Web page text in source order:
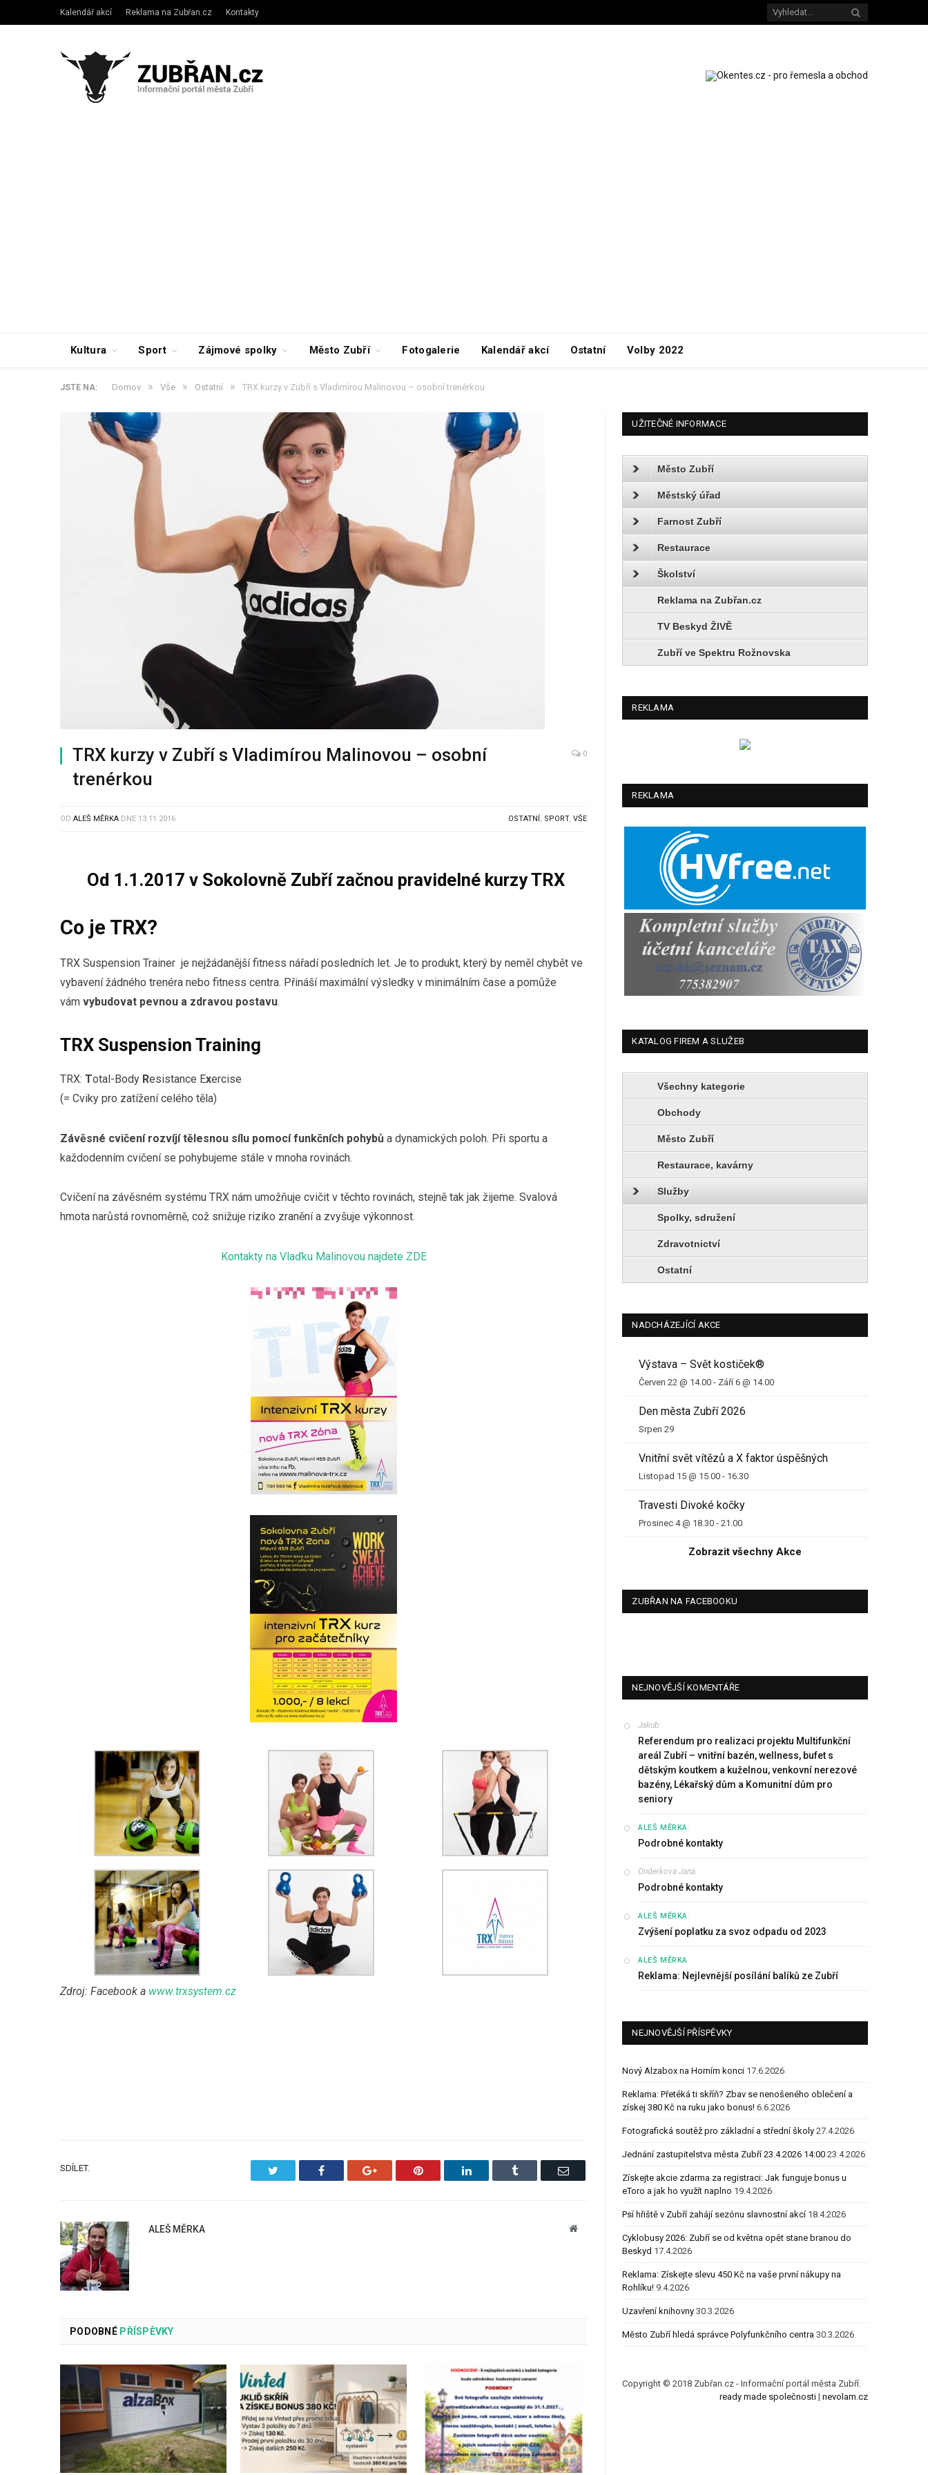
Kalendář akcí Reklama na Zubřan.cz Kontakty
Kultura Sport Zájmové spolky Město Zubří Fotogalerie Kalendář akcí Ostatní Volby 2022
JSTE NA: Domov » Vše » Ostatní » TRX kurzy v Zubří s Vladimírou Malinovou – osobní trenérkou
TRX kurzy v Zubří s Vladimírou Malinovou – osobní
trenérkou
0
OD ALEŠ MĚRKA DNE 13.11.2016 OSTATNÍ, SPORT,VŠE
Od 1.1.2017 v Sokolovně Zubří začnou pravidelné kurzy TRX
Co je TRX?
TRX Suspension Trainer je nejžádanější fitness nářadí posledních let. Je to produkt, který by neměl chybět ve
vybavení žádného trenéra nebo fitness centra. Přináší maximální výsledky v minimálním čase a pomůže
vám vybudovat pevnou a zdravou postavu.
TRX Suspension Training
TRX: Total-Body Resistance Exercise
(= Cviky pro zatížení celého těla)
Závěsné cvičení rozvíjí tělesnou sílu pomocí funkčních pohybů a dynamických poloh. Při sportu a
každodenním cvičení se pohybujeme stále v mnoha rovinách.
Cvičení na závěsném systému TRX nám umožňuje cvičit v těchto rovinách, stejně tak jak žijeme. Svalová
hmota narůstá rovnoměrně, což snižuje riziko zranění a zvyšuje výkonnost.
Kontakty na Vlaďku Malinovou najdete ZDE
Zdroj: Facebook a www.trxsystem.cz
SDÍLET. Facebook Google+ Pinterest LinkedIn Tumblr Email
ALEŠ MĚRKA Website
PODOBNÉPŘÍSPĚVKY
UŽITEČNÉ INFORMACE
Město Zubří
Městský úřad
Farnost Zubří
Restaurace
Školství
Reklama na Zubřan.cz
TV Beskyd ŽIVĚ
Zubří ve Spektru Rožnovska
REKLAMA
REKLAMA
KATALOG FIREM A SLUŽEB
Všechny kategorie
Obchody
Město Zubří
Restaurace, kavárny
Služby
Spolky, sdružení
Zdravotnictví
Ostatní
NADCHÁZEJÍCÍ AKCE
Výstava – Svět kostiček®
Červen 22 @ 14.00 - Září 6 @ 14.00
Den města Zubří 2026
Srpen 29
Vnitřní svět vítězů a X faktor úspěšných
Listopad 15 @ 15.00 - 16.30
Travesti Divoké kočky
Prosinec 4 @ 18.30 -21.00
Zobrazit všechny Akce
ZUBŘAN NA FACEBOOKU
NEJNOVĚJŠÍ KOMENTÁŘE
Jakub:
Referendum pro realizaci projektu Multifunkční
areál Zubří – vnitřní bazén, wellness, bufet s
dětským koutkem a kuželnou, venkovní nerezové
bazény, Lékařský dům a Komunitní dům pro
seniory
ALEŠ MĚRKA:
Podrobné kontakty
Onderkova Jana:
Podrobné kontakty
ALEŠ MĚRKA:
Zvýšení poplatku za svoz odpadu od 2023
ALEŠ MĚRKA:
Reklama: Nejlevnější posílání balíků ze Zubří
NEJNOVĚJŠÍ PŘÍSPĚVKY
Nový Alzabox na Horním konci 17.6.2026
Reklama: Přetéká ti skříň? Zbav se nenošeného oblečení a
získej 380 Kč na ruku jako bonus! 6.6.2026
Fotografická soutěž pro základní a střední školy 27.4.2026
Jednání zastupitelstva města Zubří 23.4.2026 14:00 23.4.2026
Získejte akcie zdarma za registraci: Jak funguje bonus u
eToro a jak ho využít naplno 19.4.2026
Psí hřiště v Zubří zahájí sezónu slavnostní akcí 18.4.2026
Cyklobusy 2026: Zubří se od května opět stane branou do
Beskyd 17.4.2026
Reklama: Získejte slevu 450 Kč na vaše první nákupy na
Rohlíku! 9.4.2026
Uzavření knihovny 30.3.2026
Město Zubří hledá správce Polyfunkčního centra 30.3.2026
Copyright © 2018 Zubřan.cz - Informační portál města Zubří.
ready made společnosti| nevolam.cz